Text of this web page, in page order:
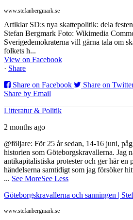
www.stefanbergmark.se
Artiklar SD:s nya skattepolitik: dela
Stefan Bergmark Foto: Wikimedia
Sverigedemokraterna vill gärna tala om
folkets h...
View on Facebook
· Share
Share on Facebook
Share on
Share by Email
Litteratur & Politik
2 months ago
@följare: För 25 år sedan, 14-16 juni,
historien som Göteborgskravallerna. Jag
antikapitalistiska protester och ger här en
händelserna samtidigt som jag försöker
... See MoreSee Less
Göteborgskravallerna och sanningen |
www.stefanbergmark.se